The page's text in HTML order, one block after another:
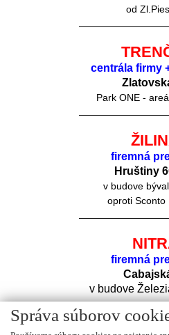
od
centrála firmy
Park ONE -
firemná
Hruštiny
v budove
oproti Sconto
firemná
v budove
Správa súborov